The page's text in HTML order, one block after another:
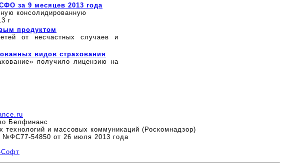
за 9 месяцев 2013 года
консолидированную
г
продуктом
от несчастных случаев и
видов страхования
получило лицензию на
Белфинанс
и массовых коммуникаций (Роскомнадзор)
№ФС77-54850 от 26 июля 2013 года
Софт